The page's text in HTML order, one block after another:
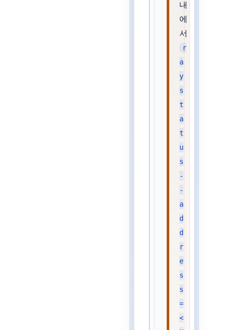
내
에
서
r
a
y
s
t
a
t
u
s
-
-
a
d
d
r
e
s
s
=
<